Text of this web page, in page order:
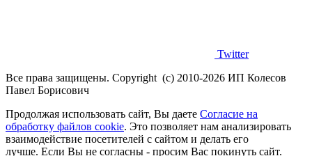
Twitter
Все права защищены. Copyright (с) 2010-2026 ИП Колесов
Павел Борисович
Продолжая использовать сайт, Вы даете Согласие на
обработку файлов cookie. Это позволяет нам анализировать
взаимодействие посетителей с сайтом и делать его
лучше. Если Вы не согласны - просим Вас покинуть сайт.